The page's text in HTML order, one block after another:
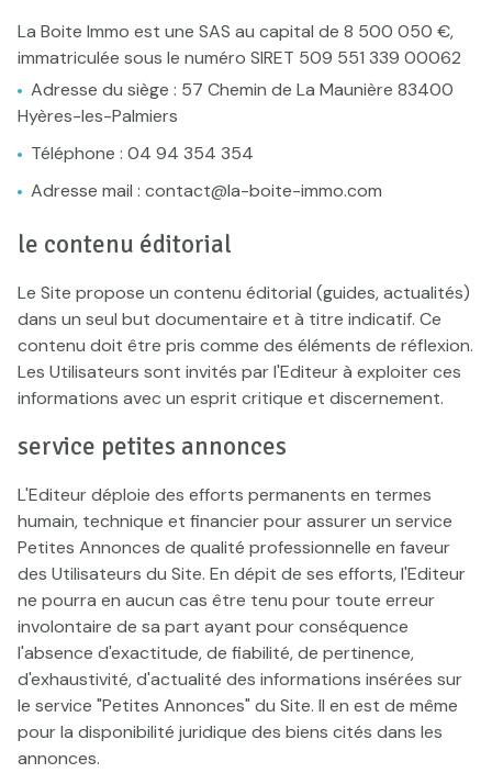
La Boite Immo est une SAS au capital de 8 500 050 €,
immatriculée sous le numéro SIRET 509 551 339 00062
Adresse du siège : 57 Chemin de La Maunière 83400
Hyères-les-Palmiers
Téléphone : 04 94 354 354
Adresse mail : contact@la-boite-immo.com
le contenu éditorial
Le Site propose un contenu éditorial (guides, actualités)
dans un seul but documentaire et à titre indicatif. Ce
contenu doit être pris comme des éléments de réflexion.
Les Utilisateurs sont invités par l'Editeur à exploiter ces
informations avec un esprit critique et discernement.
service petites annonces
L'Editeur déploie des efforts permanents en termes
humain, technique et financier pour assurer un service
Petites Annonces de qualité professionnelle en faveur
des Utilisateurs du Site. En dépit de ses efforts, l'Editeur
ne pourra en aucun cas être tenu pour toute erreur
involontaire de sa part ayant pour conséquence
l'absence d'exactitude, de fiabilité, de pertinence,
d'exhaustivité, d'actualité des informations insérées sur
le service "Petites Annonces" du Site. Il en est de même
pour la disponibilité juridique des biens cités dans les
annonces.